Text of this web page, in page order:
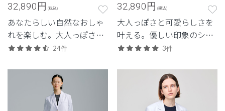
32,890円 (税込)
あなたらしい自然なおしゃ
れを楽しむ。大人っぽさの
あるベーシックなデザイ
24件
32,890円 (税込)
大人っぽさと可愛らしさを
叶える。優しい印象のショ
ートコート。3件